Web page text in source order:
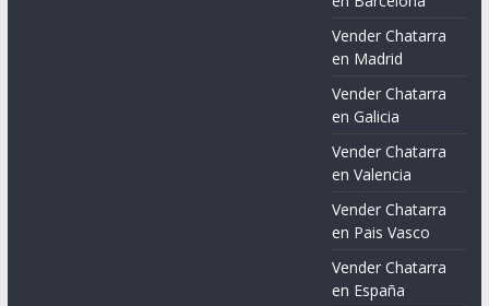
Vender Chatarra
en Madrid
Vender Chatarra
en Galicia
Vender Chatarra
en Valencia
Vender Chatarra
en Pais Vasco
Vender Chatarra
en España